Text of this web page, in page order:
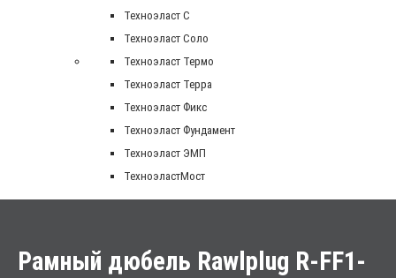
Техноэласт С
Техноэласт Соло
Техноэласт Термо
Техноэласт Терра
Техноэласт Фикс
Техноэласт Фундамент
Техноэласт ЭМП
ТехноэластМост
Рамный дюбель Rawlplug R-FF1-